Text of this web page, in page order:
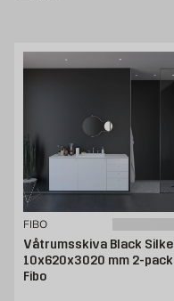
FIBO
Våtrumsskiva Black Silke
10x620x3020 mm 2-pack
Fibo